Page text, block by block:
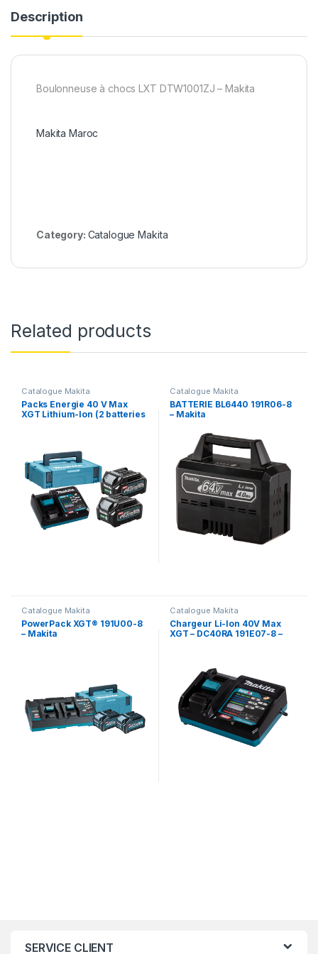
Description
Boulonneuse à chocs LXT DTW1001ZJ – Makita
Makita Maroc
Category: Catalogue Makita
Related products
Catalogue Makita
Packs Énergie 40 V Max
XGT Lithium-Ion (2 batteries
Catalogue Makita
BATTERIE BL6440 191R06-8
– Makita
Catalogue Makita
PowerPack XGT® 191U00-8
– Makita
Catalogue Makita
Chargeur Li-Ion 40V Max
XGT – DC40RA 191E07-8 –
SERVICE CLIENT